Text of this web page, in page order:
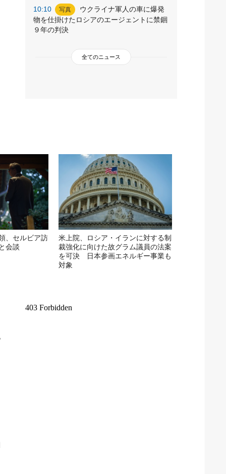
10:10 写真
ウクライナ軍人の車に爆発
物を仕掛けたロシアのエージェントに禁錮
９年の判決
全てのニュース
、セルビア訪
会談
米上院、ロシア・イランに対する制
裁強化に向けた故グラム議員の法案
を可決 日本参画エネルギー事業も
対象